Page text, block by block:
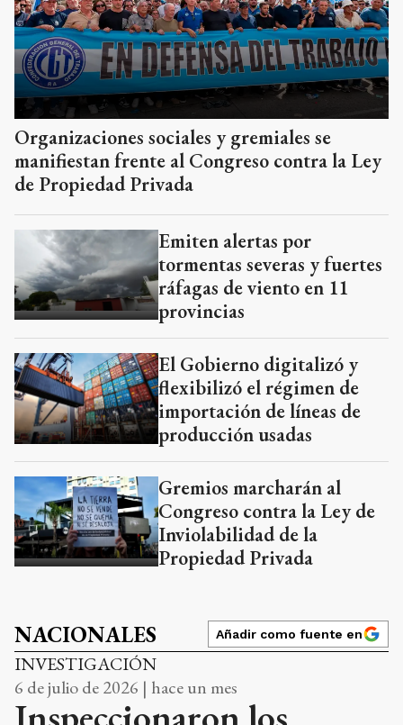
Organizaciones sociales y gremiales se
manifiestan frente al Congreso contra la Ley
de Propiedad Privada
Emiten alertas por
tormentas severas y fuertes
ráfagas de viento en 11
provincias
El Gobierno digitalizó y
flexibilizó el régimen de
importación de líneas de
producción usadas
Gremios marcharán al
Congreso contra la Ley de
Inviolabilidad de la
Propiedad Privada
NACIONALES Añadir como fuente en
INVESTIGACIÓN
6 de julio de 2026 | hace un mes